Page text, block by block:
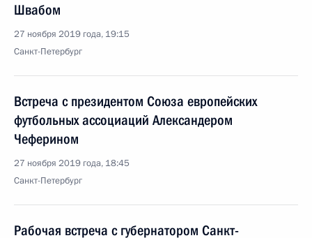
Швабом
27 ноября 2019 года, 19:15
Санкт-Петербург
Встреча с президентом Союза европейских
футбольных ассоциаций Александером
Чеферином
27 ноября 2019 года, 18:45
Санкт-Петербург
Рабочая встреча с губернатором Санкт-